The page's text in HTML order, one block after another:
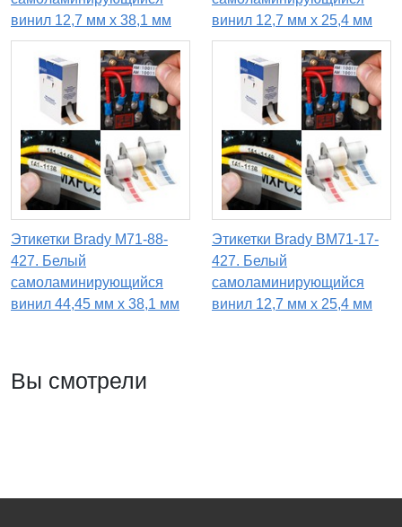
винил 12,7 мм х 38,1 мм
винил 12,7 мм х 25,4 мм
Этикетки Brady M71-88-
427. Белый
самоламинирующийся
винил 44,45 мм х 38,1 мм
Этикетки Brady BM71-17-
427. Белый
самоламинирующийся
винил 12,7 мм х 25,4 мм
Вы смотрели